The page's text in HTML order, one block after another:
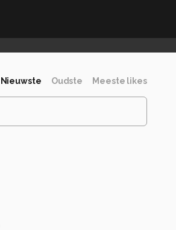
Nieuwste Oudste Meeste likes